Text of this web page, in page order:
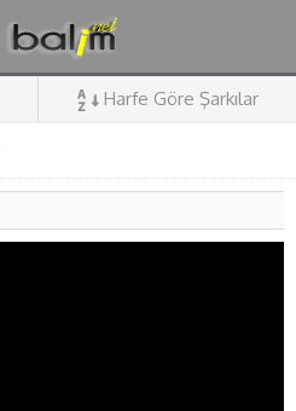
Harfe Göre Şarkılar